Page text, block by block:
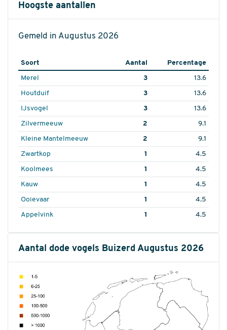
Hoogste aantallen
Gemeld in Augustus 2026
Soort Aantal
Percentage
Merel
3
13.6
Houtduif
3
13.6
IJsvogel
3
13.6
Zilvermeeuw
2
9.1
Kleine Mantelmeeuw
2
9.1
Zwartkop
1
4.5
Koolmees
1
4.5
Kauw
1
4.5
Ooievaar
1
4.5
Appelvink
1 4.5
Aantal dode vogels Buizerd Augustus 2026